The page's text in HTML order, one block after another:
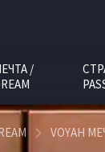
/
VOYAH